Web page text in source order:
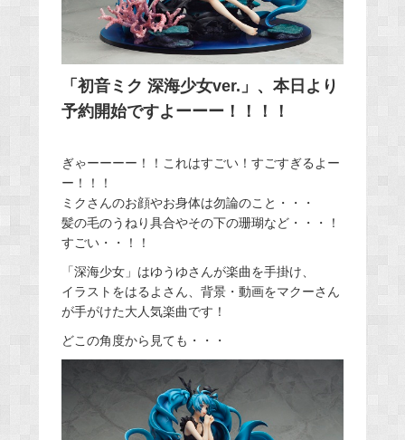
「初音ミク 深海少女ver.」、本日より
予約開始ですよーーー！！！！
ぎゃーーーー！！これはすごい！すごすぎるよー
ー！！！
ミクさんのお顔やお身体は勿論のこと・・・
髪の毛のうねり具合やその下の珊瑚など・・・！
すごい・・！！
「深海少女」はゆうゆさんが楽曲を手掛け、
イラストをはるよさん、背景・動画をマクーさん
が手がけた大人気楽曲です！
どこの角度から見ても・・・